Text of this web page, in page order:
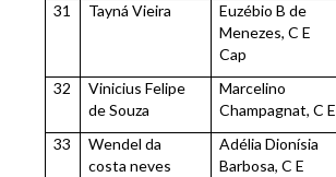
31 Tayná Vieira
Euzébio B de
Menezes, C E
Cap
32
Vinicius Felipe
de Souza
Marcelino
Champagnat, C E
33
Wendel da
costa neves
Adélia Dionísia
Barbosa, C E